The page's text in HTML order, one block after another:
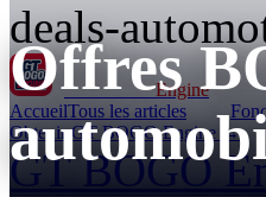
deals-
GT BOGOEngine
AccueilTous les articles
Obtenir GT BOGO Engine →
GT BOGO
Offres